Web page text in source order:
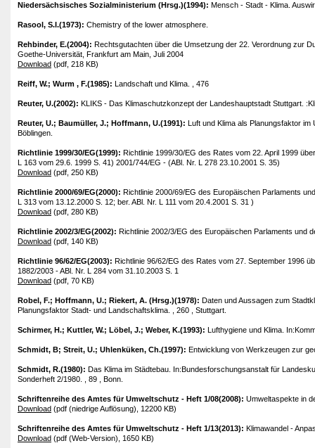
Niedersächsisches Sozialministerium (Hrsg.)(1994): Mensch - Stadt - Klima.
Rasool, S.I.(1973): Chemistry of the lower atmosphere.
Rehbinder, E.(2004): Rechtsgutachten über die Umsetzung der 22. Verordnung zur
Goethe-Universität, Frankfurt am Main, Juli 2004
Download (pdf, 218 KB)
Reiff, W.; Wurm , F.(1985): Landschaft und Klima. , 476
Reuter, U.(2002): KLIKS - Das Klimaschutzkonzept der Landeshauptstadt Stuttgart.
Reuter, U.; Baumüller, J.; Hoffmann, U.(1991): Luft und Klima als Planungsfaktor
Böblingen.
Richtlinie 1999/30/EG(1999): Richtlinie 1999/30/EG des Rates vom 22. April 1999
L 163 vom 29.6. 1999 S. 41) 2001/744/EG - (ABl. Nr. L 278 23.10.2001 S. 35)
Download (pdf, 250 KB)
Richtlinie 2000/69/EG(2000): Richtlinie 2000/69/EG des Europäischen Parlaments
L 313 vom 13.12.2000 S. 12; ber. ABl. Nr. L 111 vom 20.4.2001 S. 31 )
Download (pdf, 280 KB)
Richtlinie 2002/3/EG(2002): Richtlinie 2002/3/EG des Europäischen Parlaments und
Download (pdf, 140 KB)
Richtlinie 96/62/EG(2003): Richtlinie 96/62/EG des Rates vom 27. September 1996
1882/2003 - ABl. Nr. L 284 vom 31.10.2003 S. 1
Download (pdf, 70 KB)
Robel, F.; Hoffmann, U.; Riekert, A. (Hrsg.)(1978): Daten und Aussagen zum
Planungsfaktor Stadt- und Landschaftsklima. , 260 , Stuttgart.
Schirmer, H.; Kuttler, W.; Löbel, J.; Weber, K.(1993): Lufthygiene und Klima.
Schmidt, B; Streit, U.; Uhlenküken, Ch.(1997): Entwicklung von Werkzeugen zur
Schmidt, R.(1980): Das Klima im Städtebau. In:Bundesforschungsanstalt für
Sonderheft 2/1980. , 89 , Bonn.
Schriftenreihe des Amtes für Umweltschutz - Heft 1/08(2008): Umweltaspekte in
Download (pdf (niedrige Auflösung), 12200 KB)
Schriftenreihe des Amtes für Umweltschutz - Heft 1/13(2013): Klimawandel -
Download (pdf (Web-Version), 1650 KB)